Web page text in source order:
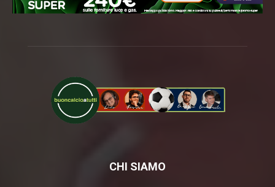
CHI SIAMO